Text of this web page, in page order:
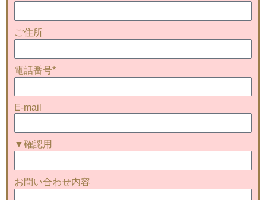
ご住所
電話番号*
E-mail
▼確認用
お問い合わせ内容